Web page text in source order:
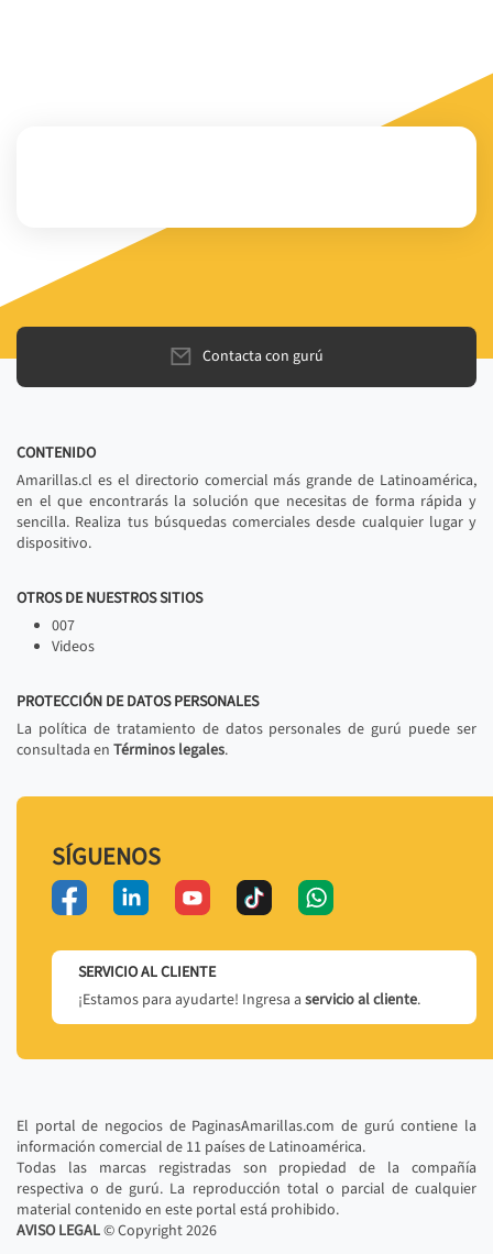
Contacta con gurú
CONTENIDO
Amarillas.cl es el directorio comercial más grande de Latinoamérica,
en el que encontrarás la solución que necesitas de forma rápida y
sencilla. Realiza tus búsquedas comerciales desde cualquier lugar y
dispositivo.
OTROS DE NUESTROS SITIOS
007
Videos
PROTECCIÓN DE DATOS PERSONALES
La política de tratamiento de datos personales de gurú puede ser
consultada en Términos legales.
SÍGUENOS
SERVICIO AL CLIENTE
¡Estamos para ayudarte! Ingresa a servicio al cliente.
El portal de negocios de PaginasAmarillas.com de gurú contiene la
información comercial de 11 países de Latinoamérica.
Todas las marcas registradas son propiedad de la compañía
respectiva o de gurú. La reproducción total o parcial de cualquier
material contenido en este portal está prohibido.
AVISO LEGAL© Copyright2026